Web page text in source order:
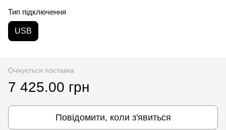
Тип підключення
USB
Очікується поставка
7 425.00 грн
Повідомити, коли з'явиться